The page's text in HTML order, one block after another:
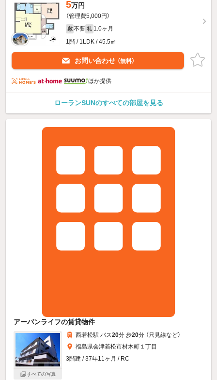
5万円
（管理費5,000円）
敷 不要 礼 1.0ヶ月
1階 / 1LDK / 45.5㎡
お問い合わせ （無料）
ほか提供
ローランSUNのすべての部屋を見る
アーバンライフの賃貸物件
すべての写真
西若松駅 バス20分 歩20分 （只見線など）
福島県会津若松市材木町１丁目
3階建 / 37年11ヶ月 / RC